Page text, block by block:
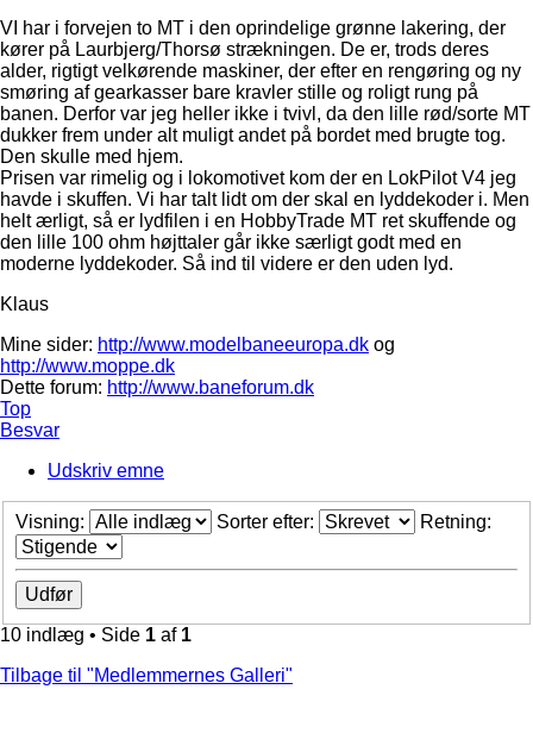
VI har i forvejen to MT i den oprindelige grønne lakering, der
kører på Laurbjerg/Thorsø strækningen. De er, trods deres
alder, rigtigt velkørende maskiner, der efter en rengøring og ny
smøring af gearkasser bare kravler stille og roligt rung på
banen. Derfor var jeg heller ikke i tvivl, da den lille rød/sorte MT
dukker frem under alt muligt andet på bordet med brugte tog.
Den skulle med hjem.
Prisen var rimelig og i lokomotivet kom der en LokPilot V4 jeg
havde i skuffen. Vi har talt lidt om der skal en lyddekoder i. Men
helt ærligt, så er lydfilen i en HobbyTrade MT ret skuffende og
den lille 100 ohm højttaler går ikke særligt godt med en
moderne lyddekoder. Så ind til videre er den uden lyd.
Klaus
Mine sider: http://www.modelbaneeuropa.dk og
http://www.moppe.dk
Dette forum: http://www.baneforum.dk
Top
Besvar
Udskriv emne
Visning: Sorter efter: Retning:
10 indlæg • Side 1 af 1
Tilbage til "Medlemmernes Galleri"